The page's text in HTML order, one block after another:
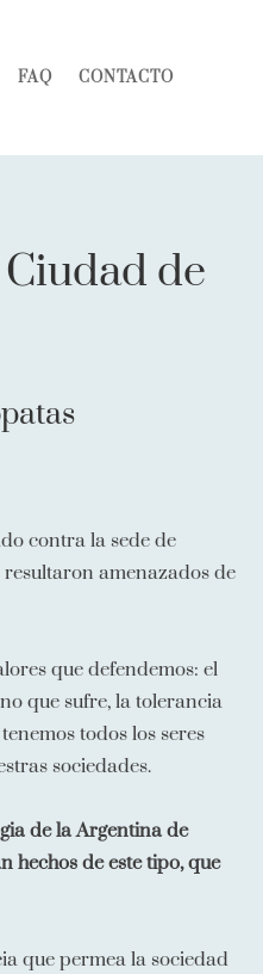
FAQ CONTACTO
de
contra la sede de
amenazados de
que defendemos: el
que sufre, la tolerancia
todos los seres
sociedades.
de la Argentina de
hechos de este tipo, que
que permea la sociedad